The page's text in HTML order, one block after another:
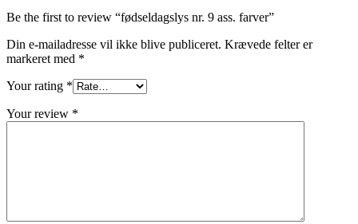
Be the first to review “fødseldagslys nr. 9 ass. farver”
Din e-mailadresse vil ikke blive publiceret. Krævede felter er
markeret med *
Your rating *
Your review *